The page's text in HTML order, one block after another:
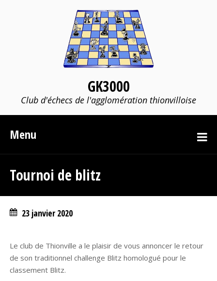
GK3000
Club d'échecs de l'agglomération thionvilloise
Menu
Tournoi de blitz
23 janvier 2020
Le club de Thionville a le plaisir de vous annoncer le retour
de son traditionnel challenge Blitz homologué pour le
classement Blitz.